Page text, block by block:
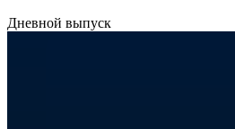
Дневной выпуск